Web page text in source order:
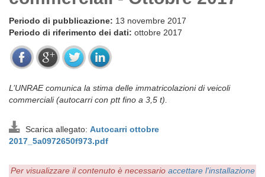
Periodo di pubblicazione: 13 novembre 2017
Periodo di riferimento dei dati: ottobre 2017
L’UNRAE comunica la stima delle immatricolazioni di veicoli
commerciali (autocarri con ptt fino a 3,5 t).
Scarica allegato: Autocarri ottobre
2017_5a0972650f973.pdf
Per visualizzare il contenuto è necessario accettare l'installazione